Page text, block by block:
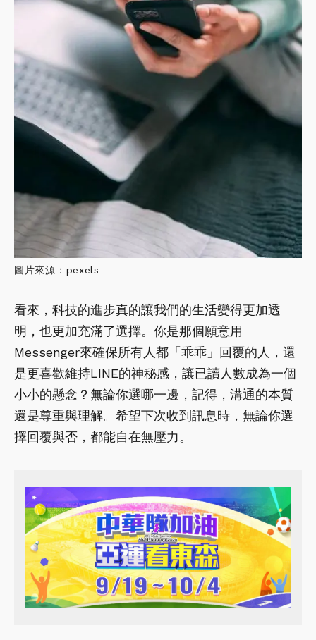
圖片來源：pexels
看來，科技的進步真的讓我們的生活變得更加透
明，也更加充滿了選擇。你是那個願意用
Messenger來確保所有人都「乖乖」回覆的人，還
是更喜歡維持LINE的神秘感，讓已讀人數成為一個
小小的懸念？無論你選哪一邊，記得，溝通的本質
還是尊重與理解。希望下次收到訊息時，無論你選
擇回覆與否，都能自在無壓力。